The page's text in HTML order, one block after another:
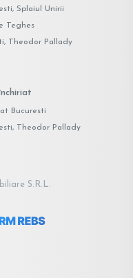
Splaiul Unirii
Teghes
Theodor Pallady
Bucuresti
Theodor Pallady
S.R.L.